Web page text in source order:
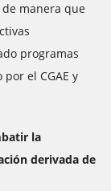
de manera que
programas
el CGAE y
la
derivada de